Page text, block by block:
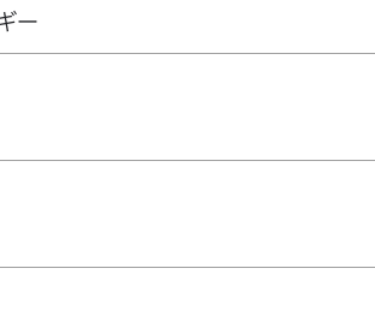
ー